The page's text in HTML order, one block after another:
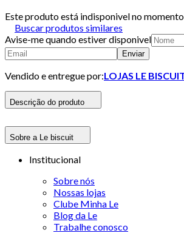
Este produto está indisponivel no momento
Buscar produtos similares
Avise-me quando estiver disponivel
Enviar
Vendido e entregue por:LOJAS LE
Descrição do produto
Sobre a Le biscuit
Institucional
Sobre nós
Nossas lojas
Clube Minha Le
Blog da Le
Trabalhe conosco